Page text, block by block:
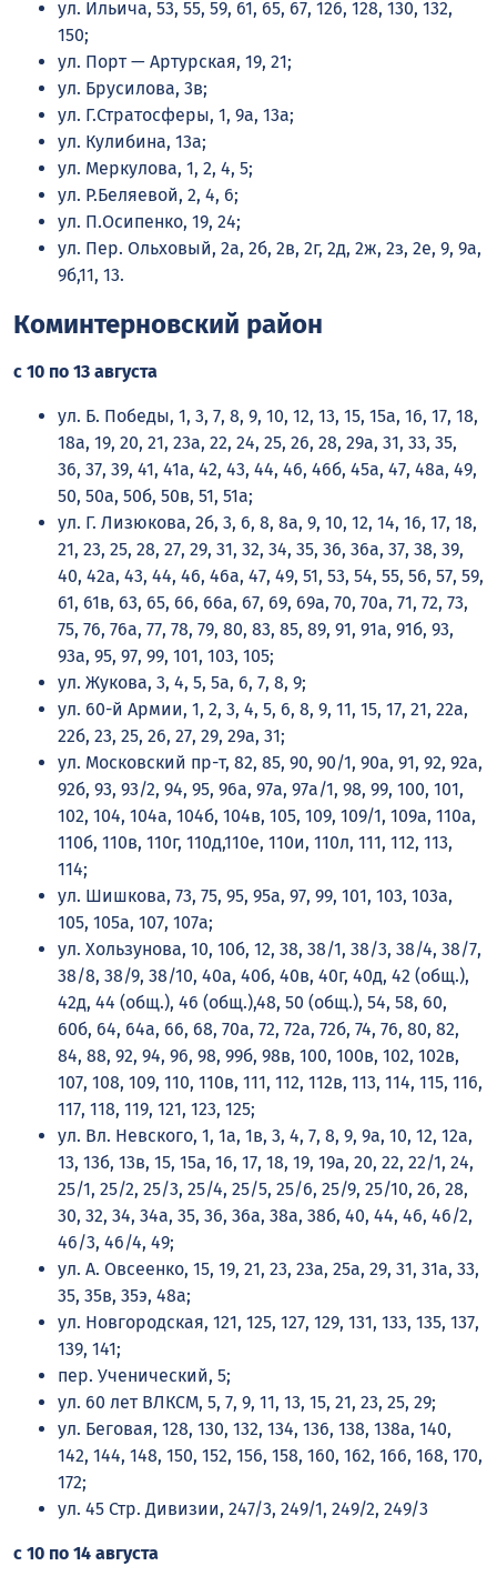
ул. Ильича, 53, 55, 59, 61, 65, 67, 126, 128, 130, 132,
150;
ул. Порт — Артурская, 19, 21;
ул. Брусилова, 3в;
ул. Г.Стратосферы, 1, 9а, 13а;
ул. Кулибина, 13а;
ул. Меркулова, 1, 2, 4, 5;
ул. Р.Беляевой, 2, 4, 6;
ул. П.Осипенко, 19, 24;
ул. Пер. Ольховый, 2а, 2б, 2в, 2г, 2д, 2ж, 2з, 2е, 9, 9а,
9б,11, 13.
Коминтерновский район
с 10 по 13 августа
ул. Б. Победы, 1, 3, 7, 8, 9, 10, 12, 13, 15, 15а, 16, 17, 18,
18а, 19, 20, 21, 23а, 22, 24, 25, 26, 28, 29а, 31, 33, 35,
36, 37, 39, 41, 41а, 42, 43, 44, 46, 46б, 45а, 47, 48а, 49,
50, 50а, 50б, 50в, 51, 51а;
ул. Г. Лизюкова, 2б, 3, 6, 8, 8а, 9, 10, 12, 14, 16, 17, 18,
21, 23, 25, 28, 27, 29, 31, 32, 34, 35, 36, 36а, 37, 38, 39,
40, 42а, 43, 44, 46, 46а, 47, 49, 51, 53, 54, 55, 56, 57, 59,
61, 61в, 63, 65, 66, 66а, 67, 69, 69а, 70, 70а, 71, 72, 73,
75, 76, 76а, 77, 78, 79, 80, 83, 85, 89, 91, 91а, 91б, 93,
93а, 95, 97, 99, 101, 103, 105;
ул. Жукова, 3, 4, 5, 5а, 6, 7, 8, 9;
ул. 60-й Армии, 1, 2, 3, 4, 5, 6, 8, 9, 11, 15, 17, 21, 22а,
22б, 23, 25, 26, 27, 29, 29а, 31;
ул. Московский пр-т, 82, 85, 90, 90/1, 90а, 91, 92, 92а,
92б, 93, 93/2, 94, 95, 96а, 97а, 97а/1, 98, 99, 100, 101,
102, 104, 104а, 104б, 104в, 105, 109, 109/1, 109а, 110а,
110б, 110в, 110г, 110д,110е, 110и, 110л, 111, 112, 113,
114;
ул. Шишкова, 73, 75, 95, 95а, 97, 99, 101, 103, 103а,
105, 105а, 107, 107а;
ул. Хользунова, 10, 10б, 12, 38, 38/1, 38/3, 38/4, 38/7,
38/8, 38/9, 38/10, 40а, 40б, 40в, 40г, 40д, 42 (общ.),
42д, 44 (общ.), 46 (общ.),48, 50 (общ.), 54, 58, 60,
60б, 64, 64а, 66, 68, 70а, 72, 72а, 72б, 74, 76, 80, 82,
84, 88, 92, 94, 96, 98, 99б, 98в, 100, 100в, 102, 102в,
107, 108, 109, 110, 110в, 111, 112, 112в, 113, 114, 115, 116,
117, 118, 119, 121, 123, 125;
ул. Вл. Невского, 1, 1а, 1в, 3, 4, 7, 8, 9, 9а, 10, 12, 12а,
13, 13б, 13в, 15, 15а, 16, 17, 18, 19, 19а, 20, 22, 22/1, 24,
25/1, 25/2, 25/3, 25/4, 25/5, 25/6, 25/9, 25/10, 26, 28,
30, 32, 34, 34а, 35, 36, 36а, 38а, 38б, 40, 44, 46, 46/2,
46/3, 46/4, 49;
ул. А. Овсеенко, 15, 19, 21, 23, 23а, 25а, 29, 31, 31а, 33,
35, 35в, 35э, 48а;
ул. Новгородская, 121, 125, 127, 129, 131, 133, 135, 137,
139, 141;
пер. Ученический, 5;
ул. 60 лет ВЛКСМ, 5, 7, 9, 11, 13, 15, 21, 23, 25, 29;
ул. Беговая, 128, 130, 132, 134, 136, 138, 138а, 140,
142, 144, 148, 150, 152, 156, 158, 160, 162, 166, 168, 170,
172;
ул. 45 Стр. Дивизии, 247/3, 249/1, 249/2, 249/3
с 10 по 14 августа